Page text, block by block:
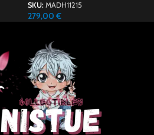
SKU: MADH11215
279,00 €